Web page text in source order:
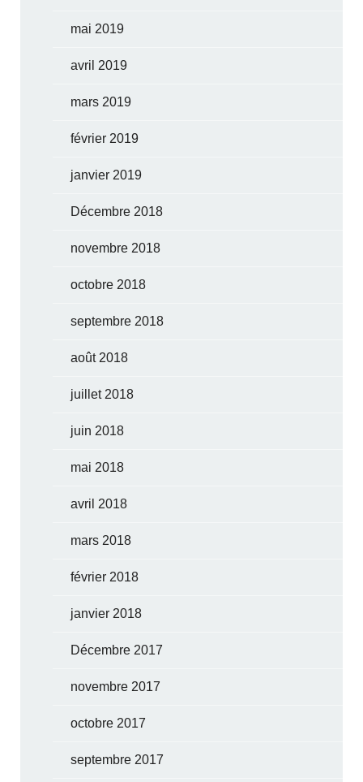
mai 2019
avril 2019
mars 2019
février 2019
janvier 2019
Décembre 2018
novembre 2018
octobre 2018
septembre 2018
août 2018
juillet 2018
juin 2018
mai 2018
avril 2018
mars 2018
février 2018
janvier 2018
Décembre 2017
novembre 2017
octobre 2017
septembre 2017